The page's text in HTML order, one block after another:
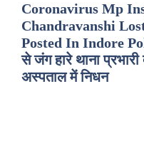
Coronavirus Mp
Chandravanshi
Posted In Indore
से जंग हारे थाना
अस्पताल में निधन